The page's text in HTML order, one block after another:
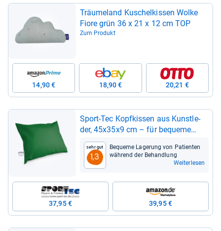
Träu­me­land Kuschel­kis­sen Wolke
Fiore grün 36 x 21 x 12 cm TOP
Zum Produkt
14,90 € 18,90 € 20,21 €
Sport-​Tec Kopf­kis­sen aus Kunst­le­
der, 45x35x9 cm – für bequeme
Lage­rung
Sehr gut
1,3
Bequeme Lage­rung von Pati­en­ten
wäh­rend der Behand­lung
Weiterlesen
37,95 € 39,95 €